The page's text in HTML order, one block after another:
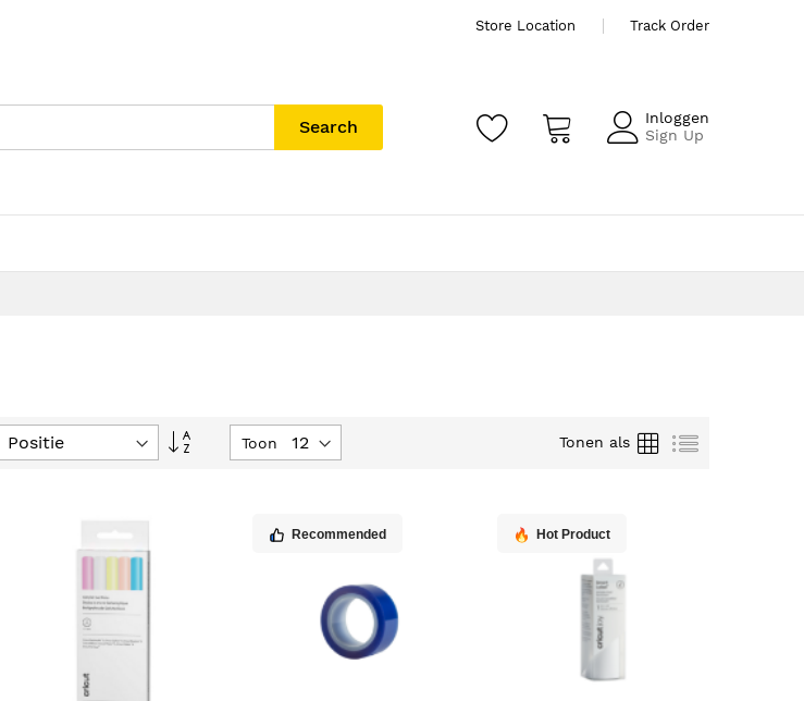
Store Location Track Order
Search
Inloggen
Sign Up
Van
Toon Tonen als
Foto-
tabel
Lijst
Recommended Hot Product